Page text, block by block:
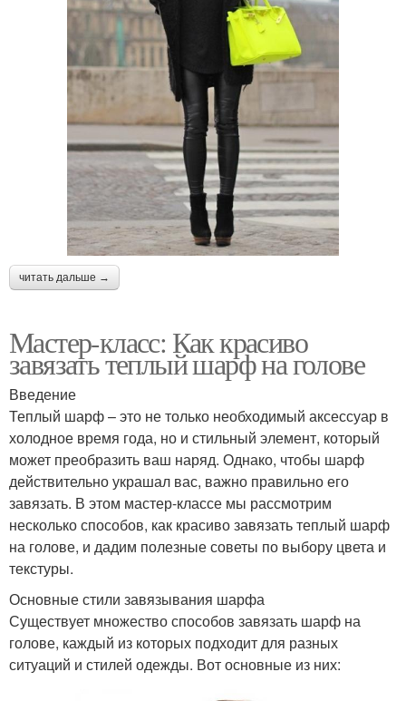
читать дальше →
Мастер-класс: Как красиво
завязать теплый шарф на голове
Введение
Теплый шарф – это не только необходимый аксессуар в
холодное время года, но и стильный элемент, который
может преобразить ваш наряд. Однако, чтобы шарф
действительно украшал вас, важно правильно его
завязать. В этом мастер-классе мы рассмотрим
несколько способов, как красиво завязать теплый шарф
на голове, и дадим полезные советы по выбору цвета и
текстуры.
Основные стили завязывания шарфа
Существует множество способов завязать шарф на
голове, каждый из которых подходит для разных
ситуаций и стилей одежды. Вот основные из них: